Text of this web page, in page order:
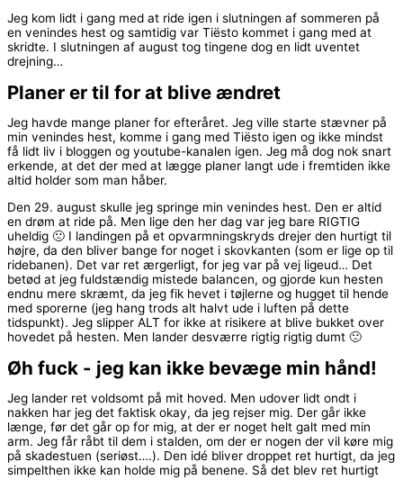
Jeg kom lidt i gang med at ride igen i slutningen af sommeren på
en venindes hest og samtidig var Tiësto kommet i gang med at
skridte. I slutningen af august tog tingene dog en lidt uventet
drejning…
Planer er til for at blive ændret
Jeg havde mange planer for efteråret. Jeg ville starte stævner på
min venindes hest, komme i gang med Tiësto igen og ikke mindst
få lidt liv i bloggen og youtube-kanalen igen. Jeg må dog nok snart
erkende, at det der med at lægge planer langt ude i fremtiden ikke
altid holder som man håber.
Den 29. august skulle jeg springe min venindes hest. Den er altid
en drøm at ride på. Men lige den her dag var jeg bare RIGTIG
uheldig 🙁 I landingen på et opvarmningskryds drejer den hurtigt til
højre, da den bliver bange for noget i skovkanten (som er lige op til
ridebanen). Det var ret ærgerligt, for jeg var på vej ligeud… Det
betød at jeg fuldstændig mistede balancen, og gjorde kun hesten
endnu mere skræmt, da jeg fik hevet i tøjlerne og hugget til hende
med sporerne (jeg hang trods alt halvt ude i luften på dette
tidspunkt). Jeg slipper ALT for ikke at risikere at blive bukket over
hovedet på hesten. Men lander desværre rigtig rigtig dumt 🙁
Øh fuck - jeg kan ikke bevæge min hånd!
Jeg lander ret voldsomt på mit hoved. Men udover lidt ondt i
nakken har jeg det faktisk okay, da jeg rejser mig. Der går ikke
længe, før det går op for mig, at der er noget helt galt med min
arm. Jeg får råbt til dem i stalden, om der er nogen der vil køre mig
på skadestuen (seriøst….). Den idé bliver droppet ret hurtigt, da jeg
simpelthen ikke kan holde mig på benene. Så det blev ret hurtigt